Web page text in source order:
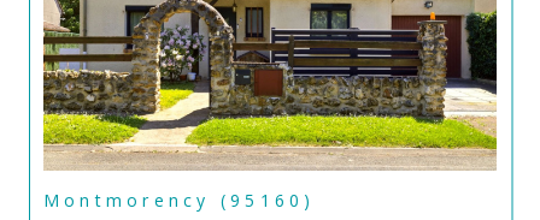
Montmorency (95160)